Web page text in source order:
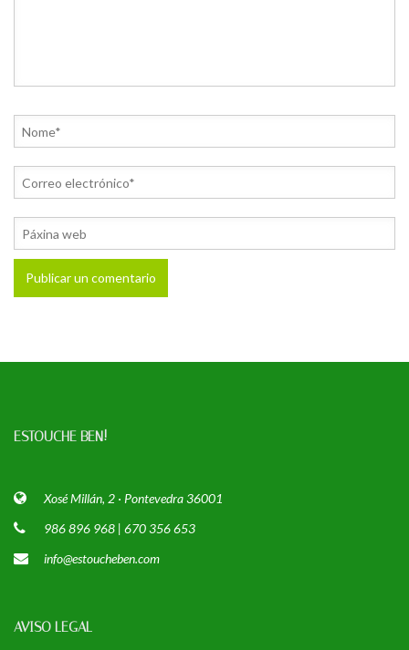
ESTOUCHE BEN!
Xosé Millán, 2 · Pontevedra 36001
986 896 968 | 670 356 653
info@estoucheben.com
AVISO LEGAL